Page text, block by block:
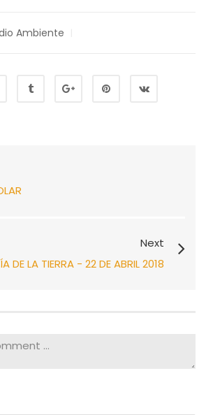
Ambiente
Next
DE LA TIERRA - 22 DE ABRIL 2018